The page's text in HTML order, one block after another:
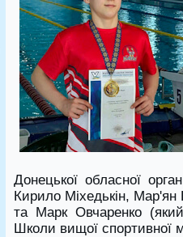
Донецької обласної
Кирило Міхедькін,
та Марк Овчаренко
Школи вищої спортивної